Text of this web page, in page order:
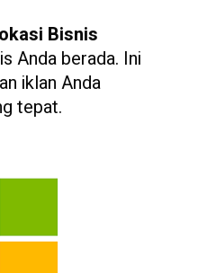
Bisnis
Anda berada. Ini
iklan Anda
tepat.